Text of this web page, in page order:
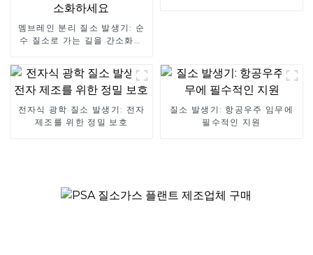
멤브레인 분리 질소 발생기: 순
수 질소로 가는 길을 간소화하
전자식 광학 질소 발생기: 전자
제조를 위한 정밀 보호
질소 발생기: 항공우주 임무에
필수적인 지원